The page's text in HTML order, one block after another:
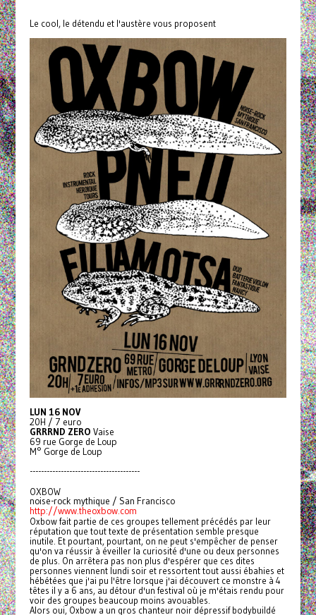
Le cool, le détendu et l'austère vous proposent
LUN 16 NOV
20H / 7 euro
GRRRND ZERO Vaise
69 rue Gorge de Loup
M° Gorge de Loup
---------------------------------------
OXBOW
noise-rock mythique / San Francisco
http://www.theoxbow.com
Oxbow fait partie de ces groupes tellement précédés par leur
réputation que tout texte de présentation semble presque
inutile. Et pourtant, pourtant, on ne peut s'empêcher de penser
qu'on va réussir à éveiller la curiosité d'une ou deux personnes
de plus. On arrêtera pas non plus d'espérer que ces dites
personnes viennent lundi soir et ressortent tout aussi ébahies et
hébétées que j'ai pu l'être lorsque j'ai découvert ce monstre à 4
têtes il y a 6 ans, au détour d'un festival où je m'étais rendu pour
voir des groupes beaucoup moins avouables.
Alors oui, Oxbow a un gros chanteur noir dépressif bodybuildé